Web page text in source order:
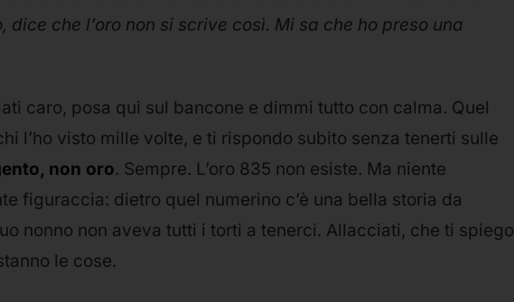
dice che l’oro non si scrive così. Mi sa che ho preso una
caro, posa qui sul bancone e dimmi tutto con calma. Quel
l’ho visto mille volte, e ti rispondo subito senza tenerti sulle
non oro. Sempre. L’oro 835 non esiste. Ma niente
figuraccia: dietro quel numerino c’è una bella storia da
nonno non aveva tutti i torti a tenerci. Allacciati, che ti spiego
le cose.